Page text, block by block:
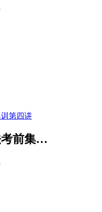
考前集…